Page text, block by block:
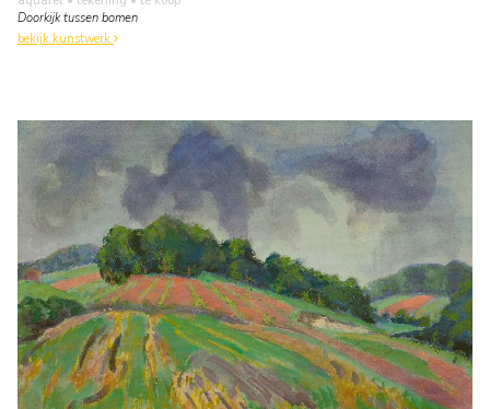
Doorkijk tussen bomen
bekijk kunstwerk